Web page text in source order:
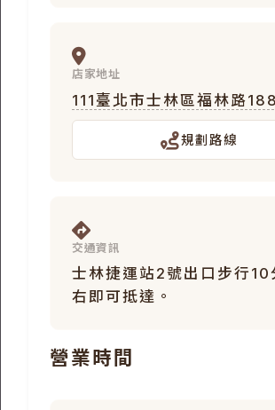
店家地址
111臺北市士林區福林路
規劃路線
交通資訊
士林捷運站2號出口步行10
右即可抵達。
營業時間